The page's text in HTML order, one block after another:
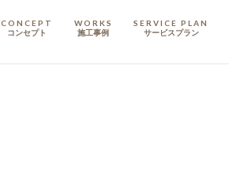
CONCEPT
コンセプト
WORKS
施工事例
SERVICE PLAN
サービスプラン